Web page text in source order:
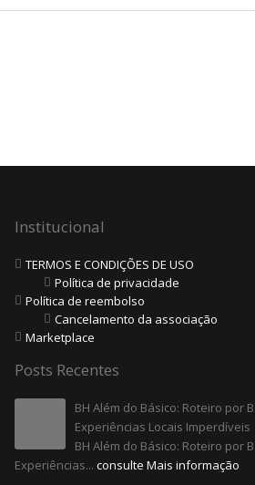
Institucional
TERMOS E CONDIÇÕES DE USO
Política de privacidade
Política de reembolso
Cancelamento da associação
Marketplace
Posts Recentes
BH Além do Básico: Roteiro por
Experiências Locais Imperdíveis
BH Além do Básico: Roteiro por
Experiências... consulte Mais informação